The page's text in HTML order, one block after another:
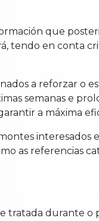
que
tendo en conta
a reforzar o
semanas e
a máxima
interesados
as referencias
tratada durante o